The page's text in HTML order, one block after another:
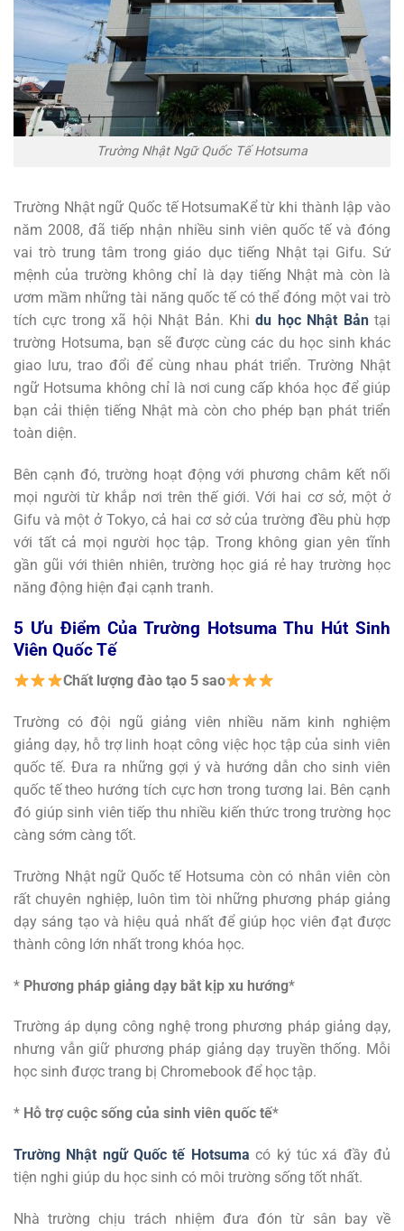
Trường Nhật Ngữ Quốc Tế Hotsuma
Trường Nhật ngữ Quốc tế HotsumaKể từ khi thành lập vào
năm 2008, đã tiếp nhận nhiều sinh viên quốc tế và đóng
vai trò trung tâm trong giáo dục tiếng Nhật tại Gifu. Sứ
mệnh của trường không chỉ là dạy tiếng Nhật mà còn là
ươm mầm những tài năng quốc tế có thể đóng một vai trò
tích cực trong xã hội Nhật Bản. Khidu học Nhật Bảntại
trường Hotsuma, bạn sẽ được cùng các du học sinh khác
giao lưu, trao đổi để cùng nhau phát triển. Trường Nhật
ngữ Hotsuma không chỉ là nơi cung cấp khóa học để giúp
bạn cải thiện tiếng Nhật mà còn cho phép bạn phát triển
toàn diện.
Bên cạnh đó, trường hoạt động với phương châm kết nối
mọi người từ khắp nơi trên thế giới. Với hai cơ sở, một ở
Gifu và một ở Tokyo, cả hai cơ sở của trường đều phù hợp
với tất cả mọi người học tập. Trong không gian yên tĩnh
gần gũi với thiên nhiên, trường học giá rẻ hay trường học
năng động hiện đại cạnh tranh.
5 Ưu Điểm Của Trường Hotsuma Thu Hút Sinh
Viên Quốc Tế
Chất lượng đào tạo 5 sao
Trường có đội ngũ giảng viên nhiều năm kinh nghiệm
giảng dạy, hỗ trợ linh hoạt công việc học tập của sinh viên
quốc tế. Đưa ra những gợi ý và hướng dẫn cho sinh viên
quốc tế theo hướng tích cực hơn trong tương lai. Bên cạnh
đó giúp sinh viên tiếp thu nhiều kiến thức trong trường học
càng sớm càng tốt.
Trường Nhật ngữ Quốc tế Hotsuma còn có nhân viên còn
rất chuyên nghiệp, luôn tìm tòi những phương pháp giảng
dạy sáng tạo và hiệu quả nhất để giúp học viên đạt được
thành công lớn nhất trong khóa học.
* Phương pháp giảng dạy bắt kịp xu hướng*
Trường áp dụng công nghệ trong phương pháp giảng dạy,
nhưng vẫn giữ phương pháp giảng dạy truyền thống. Mỗi
học sinh được trang bị Chromebook để học tập.
* Hỗ trợ cuộc sống của sinh viên quốc tế*
Trường Nhật ngữ Quốc tế Hotsuma có ký túc xá đầy đủ
tiện nghi giúp du học sinh có môi trường sống tốt nhất.
Nhà trường chịu trách nhiệm đưa đón từ sân bay về